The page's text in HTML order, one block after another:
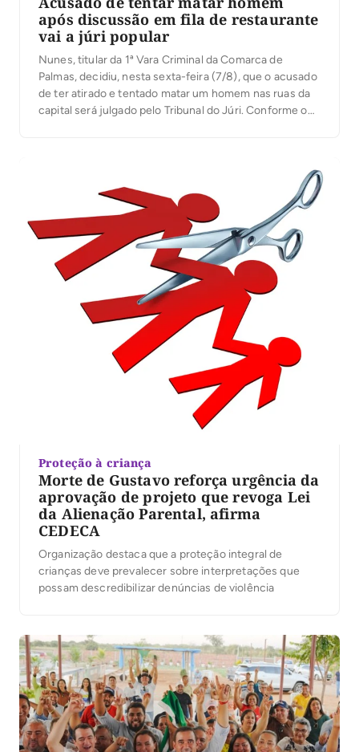
após discussão em fila de restaurante
vai a júri popular
Nunes, titular da 1ª Vara Criminal da Comarca de
Palmas, decidiu, nesta sexta-feira (7/8), que o acusado
de ter atirado e tentado matar um homem nas ruas da
capital será julgado pelo Tribunal do Júri. Conforme o
Proteção à criança
Morte de Gustavo reforça urgência da
aprovação de projeto que revoga Lei
da Alienação Parental, afirma
CEDECA
Organização destaca que a proteção integral de
crianças deve prevalecer sobre interpretações que
possam descredibilizar denúncias de violência